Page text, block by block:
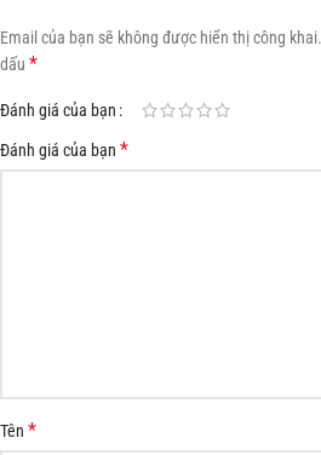
Email của bạn sẽ không được hiển thị công khai.
dấu *
Đánh giá của bạn
Đánh giá của bạn *
Tên *